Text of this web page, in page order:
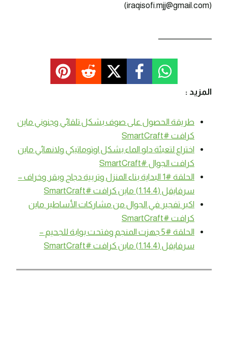
(iraqisofi.mjj@gmail.com)
المزيد :
طريقة الحصول على صوف بشكل تلقائي وجنوني ماين
كرافت #SmartCraft
اختراع لتعبئة دلو الماء بشكل اوتوماتيكي ولانهائي ماين
كرافت الجوال #SmartCraft
الحلقة #1 البداية بناء المنزل وتربية دجاج وبقر وخراف –
سرفايفل (1.14.4) ماين كرافت #SmartCraft
اكبر تفجير في الجوال من مشاركات الأساطير ماين
كرافت #SmartCraft
الحلقة #5 جهزت المنجم وفتحت بوابة للجحيم –
سرفايفل (1.14.4) ماين كرافت #SmartCraft